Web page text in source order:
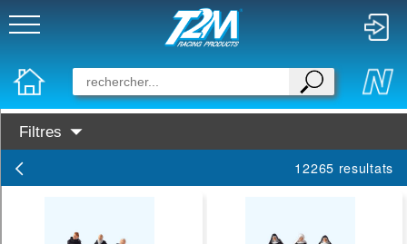
Filtres
12265 resultats